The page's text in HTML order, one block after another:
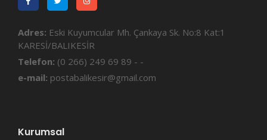
Adres: Eski Kuyumcular Mh. Çankaya Sk. No:8 Kat:1
KARESİ/BALIKESİR
Telefon: (0 266) 249 69 89 - -
e-mail: postabalikesir@gmail.com
Kurumsal